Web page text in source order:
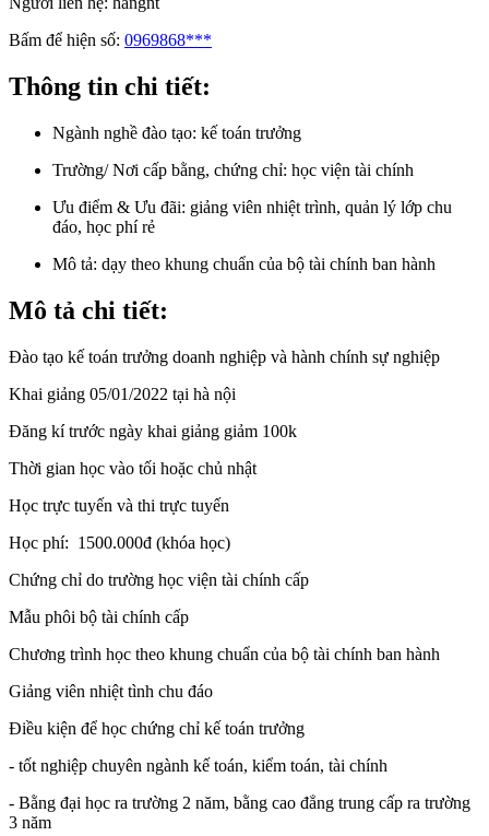
Bấm để hiện số: 0969868***
Thông tin chi tiết:
Ngành nghề đào tạo: kế toán trưởng
Trường/ Nơi cấp bằng, chứng chỉ: học viện tài chính
Ưu điểm & Ưu đãi: giảng viên nhiệt trình, quản lý lớp chu
đáo, học phí rẻ
Mô tả: dạy theo khung chuẩn của bộ tài chính ban hành
Mô tả chi tiết:
Đào tạo kế toán trưởng doanh nghiệp và hành chính sự nghiệp
Khai giảng 05/01/2022 tại hà nội
Đăng kí trước ngày khai giảng giảm 100k
Thời gian học vào tối hoặc chủ nhật
Học trực tuyến và thi trực tuyến
Học phí: 1500.000đ (khóa học)
Chứng chỉ do trường học viện tài chính cấp
Mẫu phôi bộ tài chính cấp
Chương trình học theo khung chuẩn của bộ tài chính ban hành
Giảng viên nhiệt tình chu đáo
Điều kiện để học chứng chỉ kế toán trưởng
- tốt nghiệp chuyên ngành kế toán, kiểm toán, tài chính
- Bằng đại học ra trường 2 năm, bằng cao đẳng trung cấp ra trường
3 năm